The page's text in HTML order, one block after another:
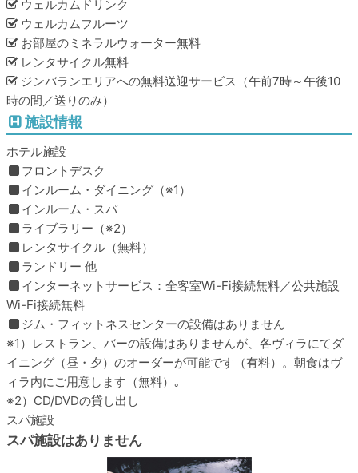
ウェルカムドリンク
ウェルカムフルーツ
お部屋のミネラルウォーター無料
レンタサイクル無料
ジンバランエリアへの無料送迎サービス（午前7時～午後10
時の間／送りのみ）
施設情報
ホテル施設
フロントデスク
インルーム・ダイニング（※1）
インルーム・スパ
ライブラリー（※2）
レンタサイクル（無料）
ランドリー 他
インターネットサービス：全客室Wi-Fi接続無料／公共施設
Wi-Fi接続無料
ジム・フィットネスセンターの設備はありません
※1）レストラン、バーの設備はありませんが、各ヴィラにてダ
イニング（昼・夕）のオーダーが可能です（有料）。朝食はヴ
ィラ内にご用意します（無料）｡
※2）CD/DVDの貸し出し
スパ施設
スパ施設はありません